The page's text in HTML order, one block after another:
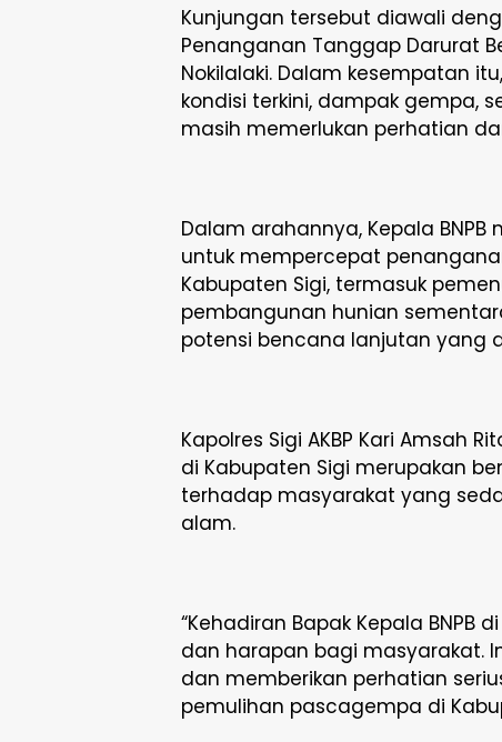
Kunjungan tersebut diawali
Penanganan Tanggap Darurat
Nokilalaki. Dalam kesempatan
kondisi terkini, dampak gempa,
masih memerlukan perhatian
Dalam arahannya, Kepala
untuk mempercepat
Kabupaten Sigi, termasuk
pembangunan hunian
potensi bencana lanjutan yang
Kapolres Sigi AKBP Kari Amsah
di Kabupaten Sigi merupakan
terhadap masyarakat yang
alam.
“Kehadiran Bapak Kepala
dan harapan bagi masyarakat.
dan memberikan perhatian
pemulihan pascagempa di